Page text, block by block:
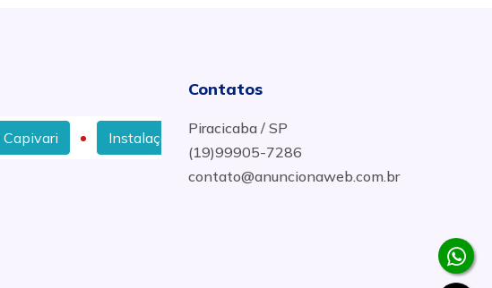
Instalação de Cerca Elétrica Residencial e Comercial em Porto Feliz
Contatos
Piracicaba / SP
(19)99905-7286
contato@anuncionaweb.com.br